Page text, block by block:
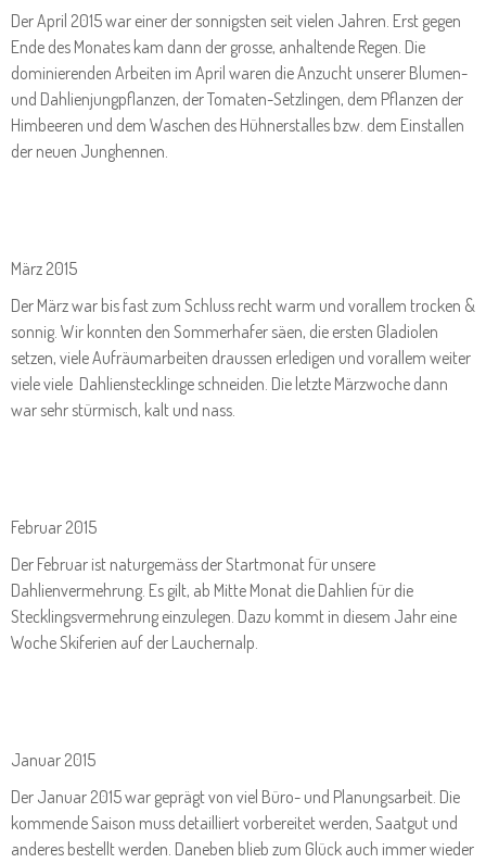
Der April 2015 war einer der sonnigsten seit vielen Jahren. Erst gegen
Ende des Monates kam dann der grosse, anhaltende Regen. Die
dominierenden Arbeiten im April waren die Anzucht unserer Blumen-
und Dahlienjungpflanzen, der Tomaten-Setzlingen, dem Pflanzen der
Himbeeren und dem Waschen des Hühnerstalles bzw. dem Einstallen
der neuen Junghennen.
März 2015
Der März war bis fast zum Schluss recht warm und vorallem trocken &
sonnig. Wir konnten den Sommerhafer säen, die ersten Gladiolen
setzen, viele Aufräumarbeiten draussen erledigen und vorallem weiter
viele viele Dahlienstecklinge schneiden. Die letzte Märzwoche dann
war sehr stürmisch, kalt und nass.
Februar 2015
Der Februar ist naturgemäss der Startmonat für unsere
Dahlienvermehrung. Es gilt, ab Mitte Monat die Dahlien für die
Stecklingsvermehrung einzulegen. Dazu kommt in diesem Jahr eine
Woche Skiferien auf der Lauchernalp.
Januar 2015
Der Januar 2015 war geprägt von viel Büro- und Planungsarbeit. Die
kommende Saison muss detailliert vorbereitet werden, Saatgut und
anderes bestellt werden. Daneben blieb zum Glück auch immer wieder